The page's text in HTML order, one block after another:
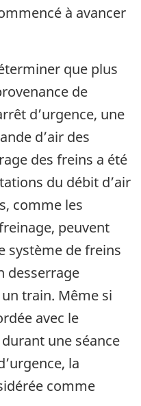
à avancer
que plus
de
d’urgence, une
d’air des
des freins a été
du débit d’air
comme les
peuvent
système de freins
desserrage
train. Même si
avec le
une séance
la
comme